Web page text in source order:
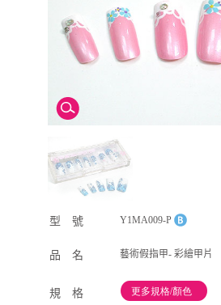
型 號 Y1MA009-P
品 名 藝術假指甲- 彩繪甲片
規 格